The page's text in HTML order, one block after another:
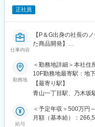
キルアップできる環境
◇社長との1on1
く、将来のキャリア
いて直接相談できます
「言われたことをこな
切り拓いていける点が
◇成長を続ける企業
当社グループ売上高
長しています。近年も
正社員
仕事内容
【P＆G出身の社長の
た商品開発】
■業務概要
新商品や既存商品リニ
ます。
商品開発担当は生活者
期的なブランド成長戦
■業務詳細
・資材/OEMメーカー選
勤務地
＜勤務地詳細＞本社住
10F勤務地最寄駅：地
全面禁煙変更の範囲：
む）
【最寄り駅】
青山一丁目駅、乃木坂
給与
＜予定年収＞500万円
月額（基本給）：